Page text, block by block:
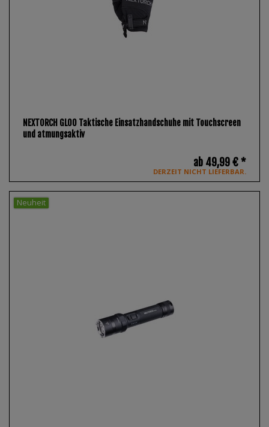
NEXTORCH GL00 Taktische Einsatzhandschuhe mit Touchscreen
und atmungsaktiv
DERZEIT NICHT LIEFERBAR.
ab 49,99 € *
Neuheit